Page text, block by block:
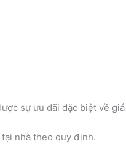
sự ưu đãi đặc biệt về giá
nhà theo quy định.